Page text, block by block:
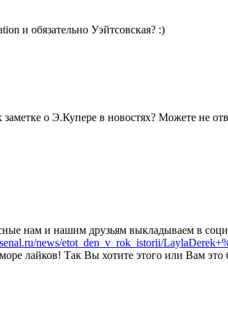
и обязательно Уэйтсовская? :)
о Э.Купере в новостях? Можете не
нам и нашим друзьям выкладываем в
news/etot_den_v_rok_istorii/
лайков! Так Вы хотите этого или Вам это